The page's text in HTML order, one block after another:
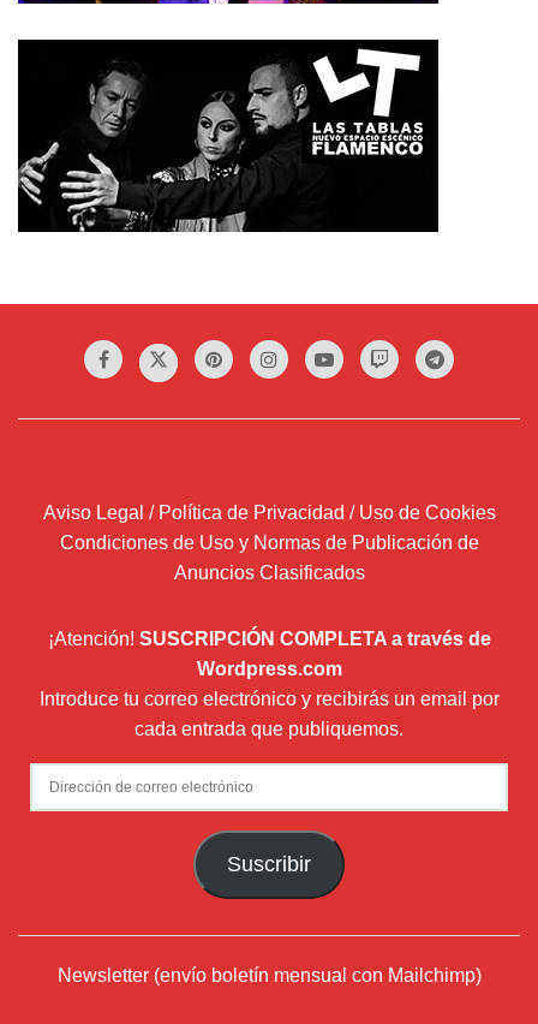
Aviso Legal / Política de Privacidad / Uso de Cookies
Condiciones de Uso y Normas de Publicación de
Anuncios Clasificados
¡Atención! SUSCRIPCIÓN COMPLETA a través de
Wordpress.com
Introduce tu correo electrónico y recibirás un email por
cada entrada que publiquemos.
Dirección
de
Suscribir
Newsletter (envío boletín mensual con Mailchimp)